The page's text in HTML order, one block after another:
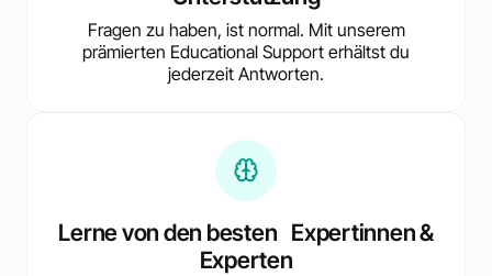
Fragen zu haben, ist normal. Mit unserem
prämierten Educational Support erhältst du
jederzeit Antworten.
Lerne von den besten Expertinnen &
Experten